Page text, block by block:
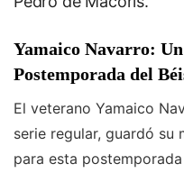
Yamaico Navarro:
Postemporada del
El veterano Yamaico
serie regular, guardó
para esta